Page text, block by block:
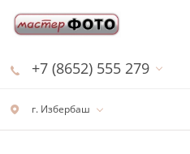
г. Избербаш
+7 (8652) 555 279